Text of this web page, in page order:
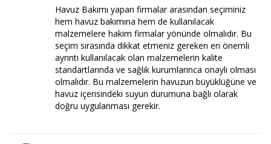
Havuz Bakımı yapan firmalar arasından seçiminiz
hem havuz bakımına hem de kullanılacak
malzemelere hakim firmalar yönünde olmalıdır. Bu
seçim sırasında dikkat etmeniz gereken en önemli
ayrıntı kullanılacak olan malzemelerin kalite
standartlarında ve sağlık kurumlarınca onaylı olması
olmalıdır. Bu malzemelerin havuzun büyüklüğüne ve
havuz içerisindeki suyun durumuna bağlı olarak
doğru uygulanması gerekir.